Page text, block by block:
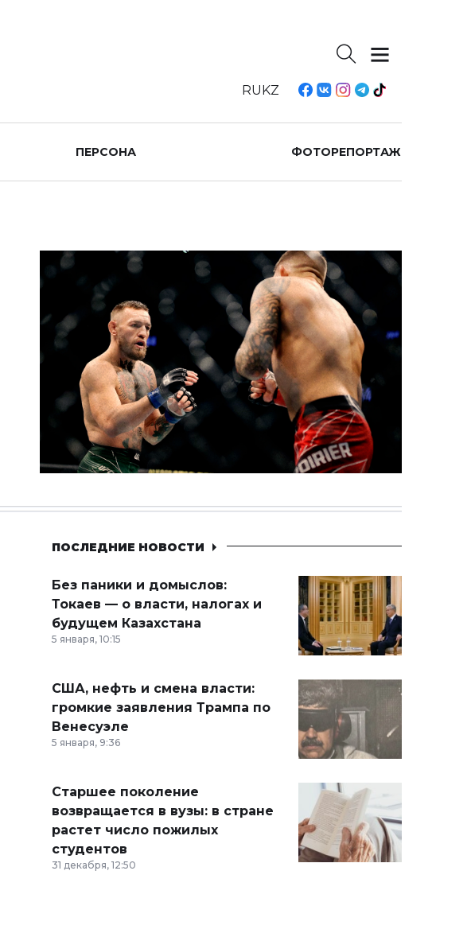
RUKZ
ПЕРСОНА ФОТОРЕПОРТАЖ
ПОСЛЕДНИЕ НОВОСТИ
Без паники и домыслов:
Токаев — о власти, налогах и
будущем Казахстана
5 января, 10:15
США, нефть и смена власти:
громкие заявления Трампа по
Венесуэле
5 января, 9:36
Старшее поколение
возвращается в вузы: в стране
растет число пожилых
студентов
31 декабря, 12:50